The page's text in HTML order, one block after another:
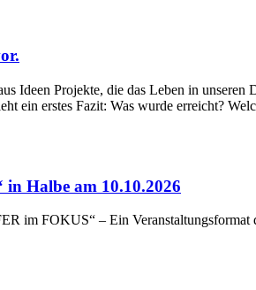
Ideen Projekte, die das Leben in
erstes Fazit: Was wurde erreicht?
Halbe am 10.10.2026
im FOKUS“ – Ein Veranstaltungsformat